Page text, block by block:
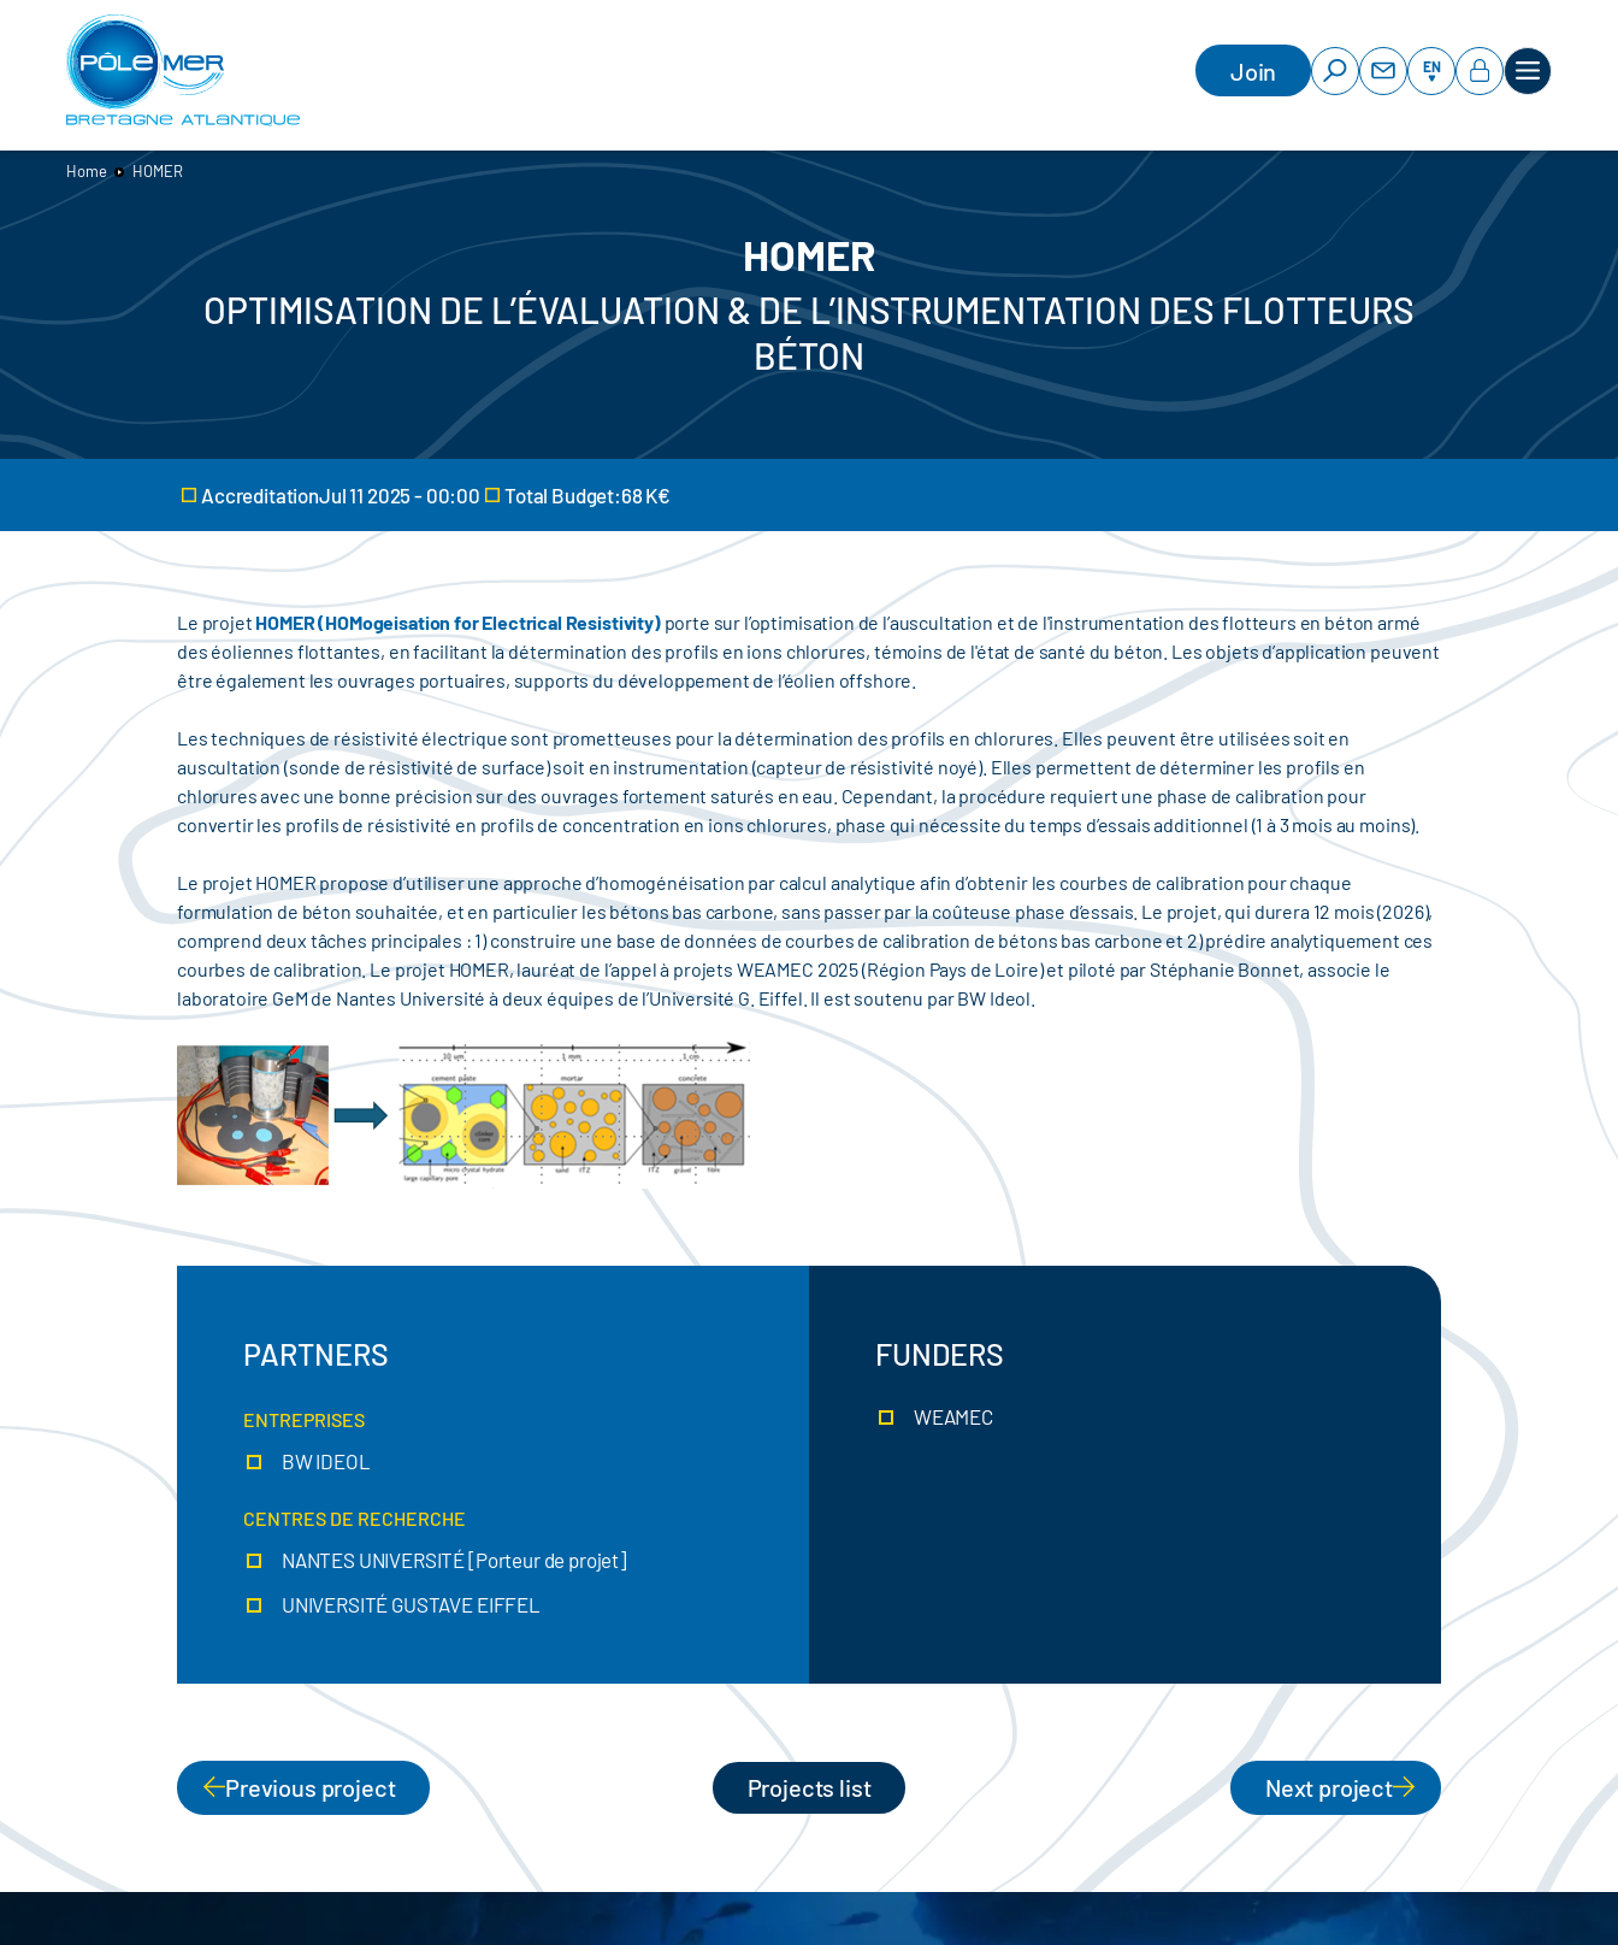
Cookies management panel
Join EN
Home HOMER
HOMER
OPTIMISATION DE L’ÉVALUATION & DE L’INSTRUMENTATION DES FLOTTEURS
BÉTON
AccreditationJul 11 2025 - 00:00 Total Budget:68 K€
Le projet HOMER (HOMogeisation for Electrical Resistivity)porte sur l’optimisation de l’auscultation et de l'instrumentation des flotteurs en béton armé
des éoliennes flottantes, en facilitant la détermination des profils en ions chlorures, témoins de l'état de santé du béton. Les objets d’application peuvent
être également les ouvrages portuaires, supports du développement de l’éolien offshore.
Les techniques de résistivité électrique sont prometteuses pour la détermination des profils en chlorures. Elles peuvent être utilisées soit en
auscultation (sonde de résistivité de surface) soit en instrumentation (capteur de résistivité noyé). Elles permettent de déterminer les profils en
chlorures avec une bonne précision sur des ouvrages fortement saturés en eau. Cependant, la procédure requiert une phase de calibration pour
convertir les profils de résistivité en profils de concentration en ions chlorures, phase qui nécessite du temps d’essais additionnel (1 à 3 mois au moins).
Le projet HOMER propose d’utiliser une approche d’homogénéisation par calcul analytique afin d’obtenir les courbes de calibration pour chaque
formulation de béton souhaitée, et en particulier les bétons bas carbone, sans passer par la coûteuse phase d’essais. Le projet, qui durera 12 mois (2026),
comprend deux tâches principales : 1) construire une base de données de courbes de calibration de bétons bas carbone et 2) prédire analytiquement ces
courbes de calibration. Le projet HOMER, lauréat de l’appel à projets WEAMEC 2025 (Région Pays de Loire) et piloté par Stéphanie Bonnet, associe le
laboratoire GeM de Nantes Université à deux équipes de l’Université G. Eiffel. Il est soutenu par BW Ideol.
PARTNERS
ENTREPRISES
BW IDEOL
CENTRES DE RECHERCHE
NANTES UNIVERSITÉ [Porteur de projet]
UNIVERSITÉ GUSTAVE EIFFEL
FUNDERS
WEAMEC
PAGINATION
Previous project Projects list Next project